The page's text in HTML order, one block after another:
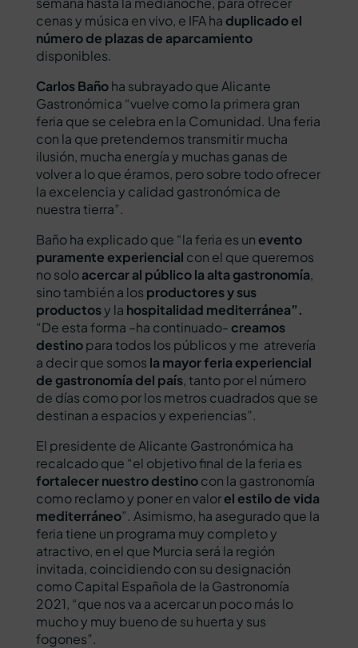
cenas y música en vivo, e IFA haduplicado el
número de plazas de aparcamiento
disponibles.
Carlos Bañoha subrayado que Alicante
Gastronómica “vuelve como la primera gran
feria que se celebra en la Comunidad. Una feria
con la que pretendemos transmitir mucha
ilusión, mucha energía y muchas ganas de
volver a lo que éramos, pero sobre todo ofrecer
la excelencia y calidad gastronómica de
nuestra tierra”.
Baño ha explicado que “la feria es unevento
puramente experiencial con el que queremos
no soloacercar al público la alta gastronomía,
sino también a los productores y sus
productosy la hospitalidad mediterránea”.
“De esta forma –ha continuado-creamos
destinopara todos los públicos y me atrevería
a decir que somos la mayor feria experiencial
de gastronomía del país, tanto por el número
de días como por los metros cuadrados que se
destinan a espacios y experiencias”.
El presidente de Alicante Gastronómica ha
recalcado que “el objetivo final de la feria es
fortalecer nuestro destinocon la gastronomía
como reclamo y poner en valorel estilo de vida
mediterráneo”. Asimismo, ha asegurado que la
feria tiene un programa muy completo y
atractivo, en el que Murcia será la región
invitada, coincidiendo con su designación
como Capital Española de la Gastronomía
2021, “que nos va a acercar un poco más lo
mucho y muy bueno de su huerta y sus
fogones”.